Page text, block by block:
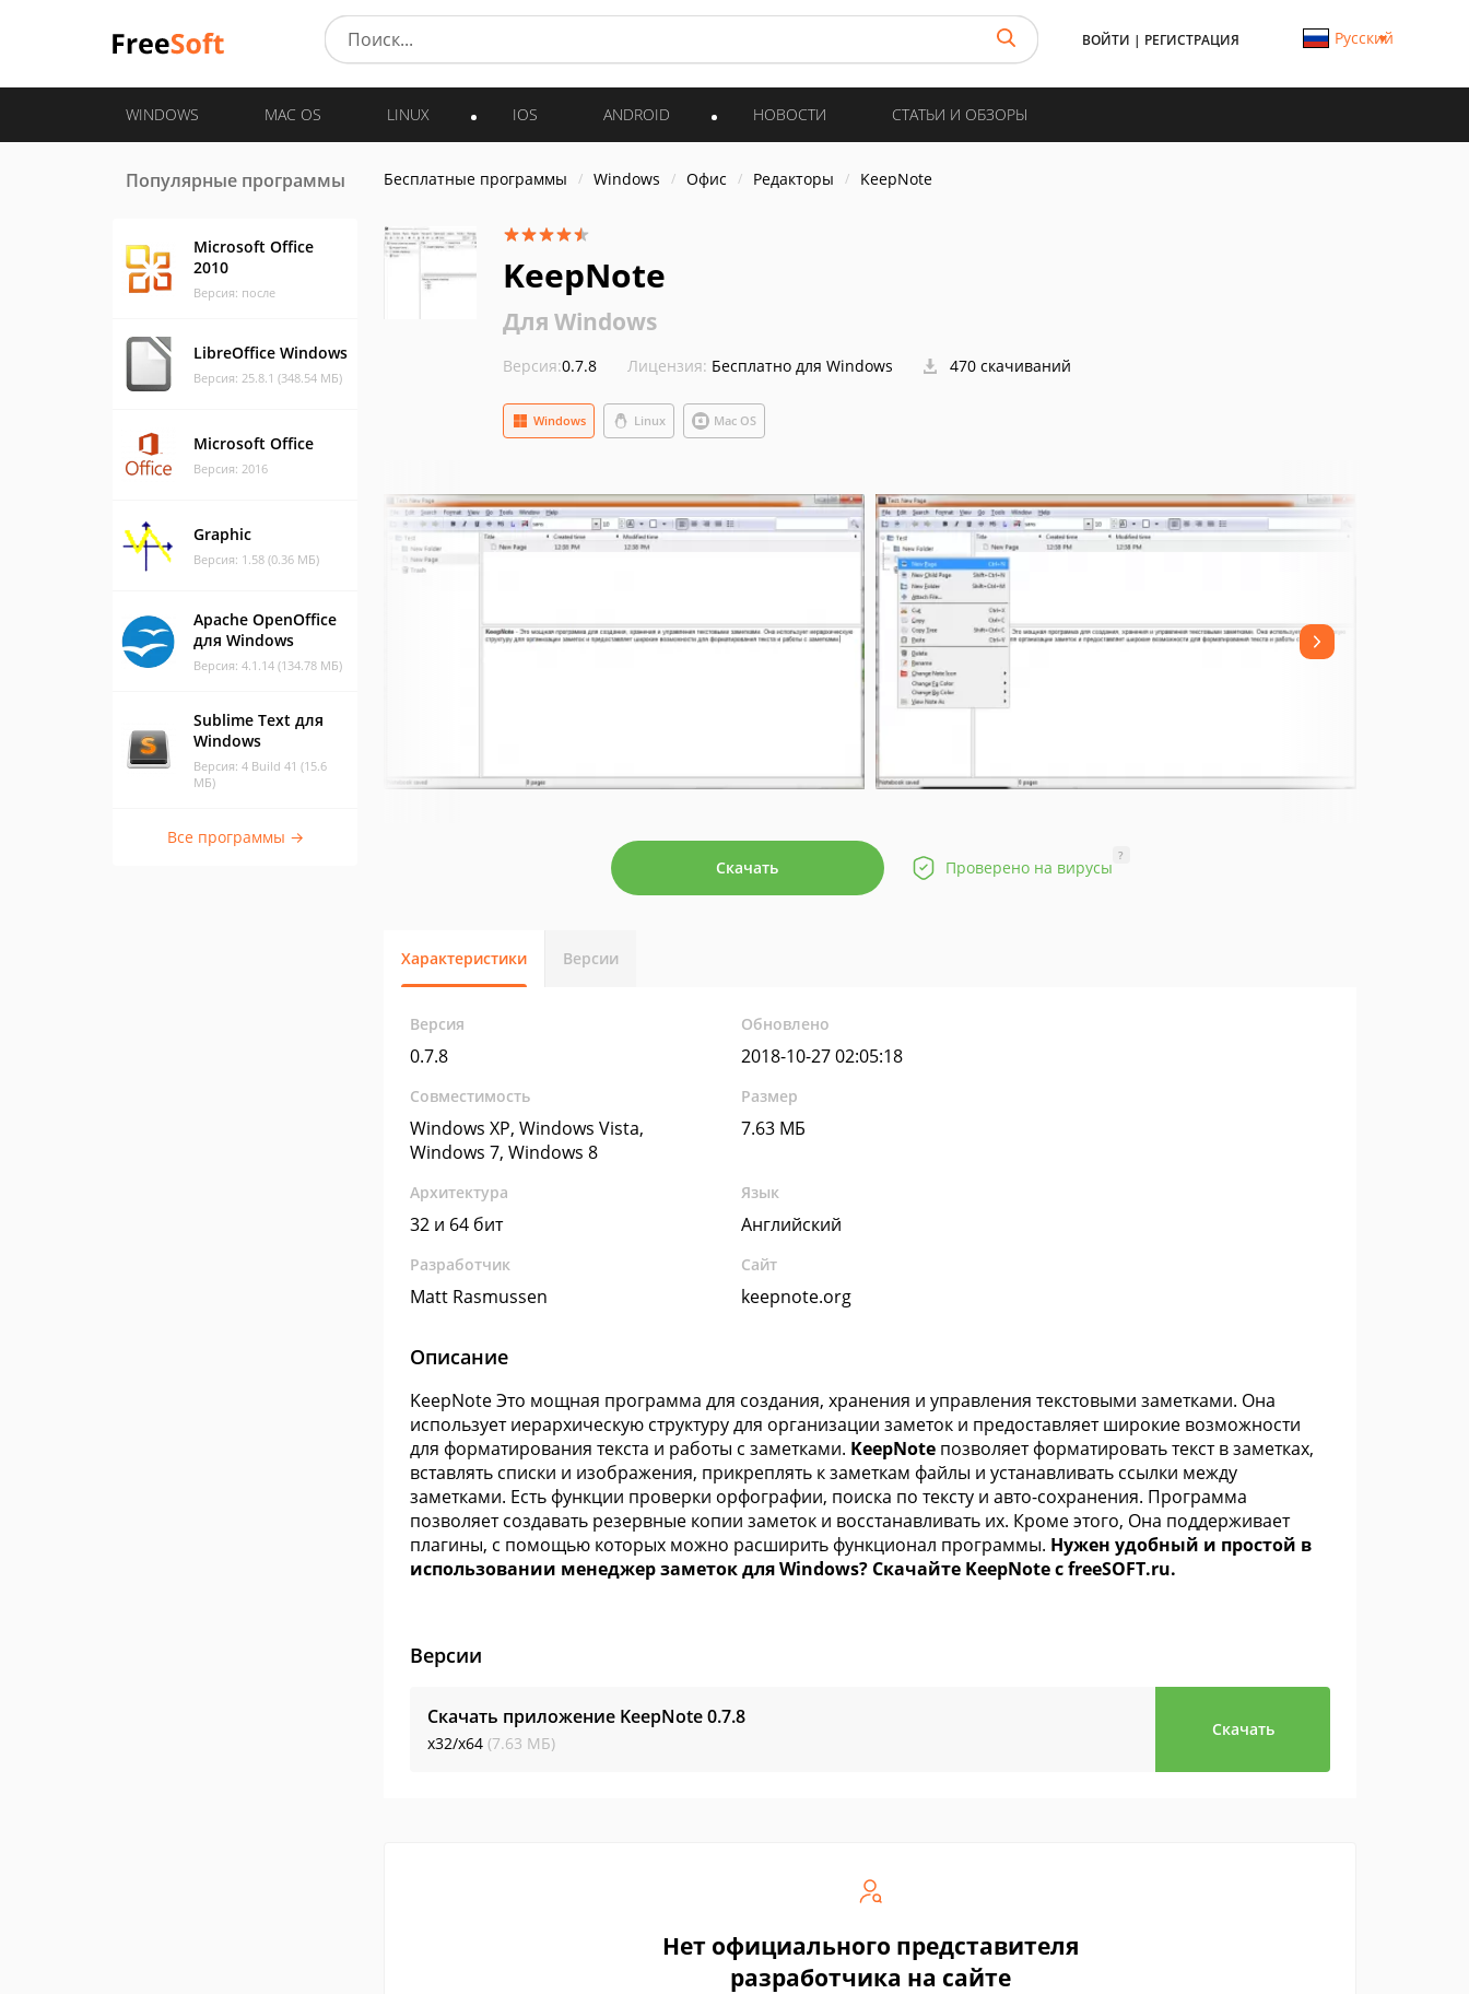
ВОЙТИ | РЕГИСТРАЦИЯ Русский
WINDOWS MAC OS LINUX IOS ANDROID НОВОСТИ СТАТЬИ И ОБЗОРЫ
Популярные программы
Microsoft Office
2010
Версия: после
LibreOffice Windows
Версия: 25.8.1 (348.54 МБ)
Microsoft Office
Версия: 2016
Graphic
Версия: 1.58 (0.36 МБ)
Apache OpenOffice
для Windows
Версия: 4.1.14 (134.78 МБ)
Sublime Text для
Windows
Версия: 4 Build 41 (15.6
МБ)
Все программы →
Бесплатные программы Windows Офис Редакторы KeepNote
KeepNote
Для Windows
Версия:0.7.8 Лицензия: Бесплатно для Windows 470 скачиваний
Windows Linux Mac OS
Скачать Проверено на вирусы
?
Характеристики Версии
Версия
0.7.8
Обновлено
2018-10-27 02:05:18
Совместимость
Windows XP, Windows Vista,
Windows 7, Windows 8
Размер
7.63 МБ
Архитектура
32 и 64 бит
Язык
Английский
Разработчик
Matt Rasmussen
Сайт
keepnote.org
Описание
KeepNote Это мощная программа для создания, хранения и управления текстовыми заметками. Она
использует иерархическую структуру для организации заметок и предоставляет широкие возможности
для форматирования текста и работы с заметками. KeepNote позволяет форматировать текст в заметках,
вставлять списки и изображения, прикреплять к заметкам файлы и устанавливать ссылки между
заметками. Есть функции проверки орфографии, поиска по тексту и авто-сохранения. Программа
позволяет создавать резервные копии заметок и восстанавливать их. Кроме этого, Она поддерживает
плагины, с помощью которых можно расширить функционал программы. Нужен удобный и простой в
использовании менеджер заметок для Windows? Скачайте KeepNote с freeSOFT.ru.
Версии
Скачать приложение KeepNote0.7.8
x32/x64 (7.63 МБ)
Скачать
Нет официального представителя
разработчика на сайте